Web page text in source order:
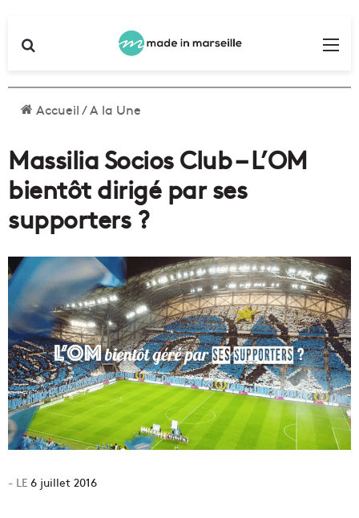
Accueil/A la Une
Massilia Socios Club – L’OM
bientôt dirigé par ses
supporters ?
6 juillet 2016